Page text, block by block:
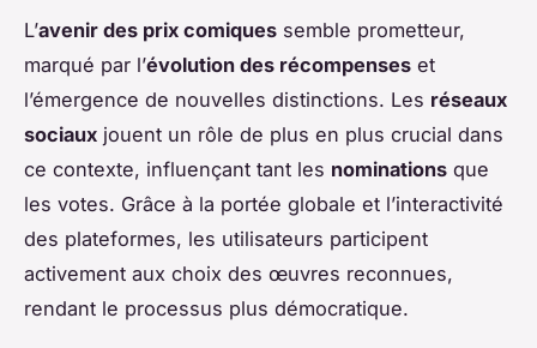
L’avenir des prix comiques semble prometteur,
marqué par l’évolution des récompenses et
l’émergence de nouvelles distinctions. Les réseaux
sociaux jouent un rôle de plus en plus crucial dans
ce contexte, influençant tant les nominations que
les votes. Grâce à la portée globale et l’interactivité
des plateformes, les utilisateurs participent
activement aux choix des œuvres reconnues,
rendant le processus plus démocratique.